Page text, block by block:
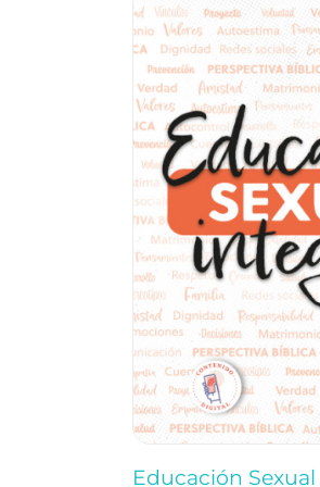
Educación